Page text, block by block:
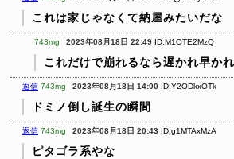
これは家じゃなくて納屋みたいだな
743mg 2023年08月18日 22:49 ID:M1OTE2MzQ
これだけで崩れるなら遅かれ早か
返信 743mg 2023年08月18日 14:00 ID:Y2ODkxOTk
ドミノ倒し誕生の瞬間
返信 743mg 2023年08月18日 20:43 ID:g1MTAxMzA
ピタゴラ系やな